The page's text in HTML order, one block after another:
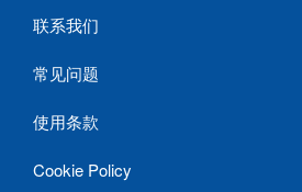
联系我们
常见问题
使用条款
Cookie Policy